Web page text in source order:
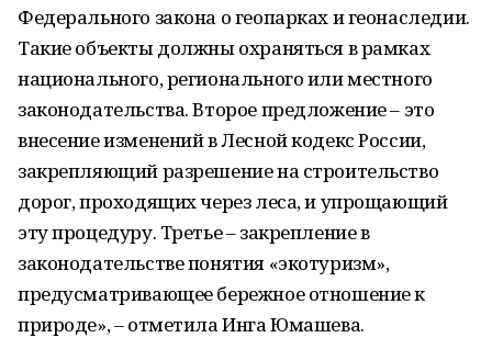
Федерального закона о геопарках и геонаследии.
Такие объекты должны охраняться в рамках
национального, регионального или местного
законодательства. Второе предложение – это
внесение изменений в Лесной кодекс России,
закрепляющий разрешение на строительство
дорог, проходящих через леса, и упрощающий
эту процедуру. Третье – закрепление в
законодательстве понятия «экотуризм»,
предусматривающее бережное отношение к
природе», – отметила Инга Юмашева.